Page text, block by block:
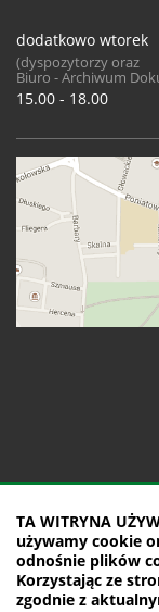
TA WITRYNA
używamy cookie
odnośnie plików
Korzystając ze
zgodnie z
dodatkowo wtorek
(dyspozytorzy oraz
Biuro - Archiwum
15.00 - 18.00
projekt: